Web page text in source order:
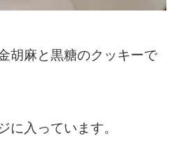
胡麻と黒糖のクッキーで
に入っています。